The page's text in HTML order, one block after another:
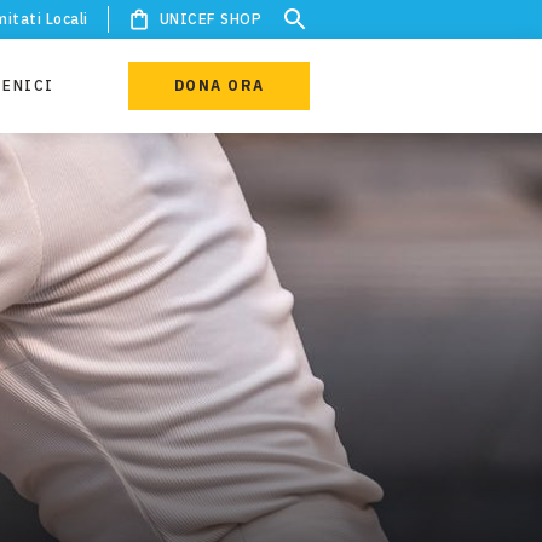
Locali UNICEF SHOP
DONA ORA